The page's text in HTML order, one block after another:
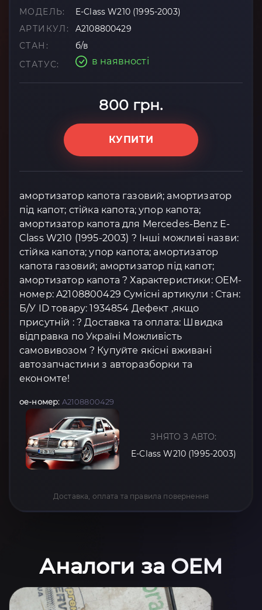
МОДЕЛЬ:
E-Class W210 (1995-2003)
АРТИКУЛ:
A2108800429
СТАН:
б/в
СТАТУС:
в наявності
800 грн.
КУПИТИ
амортизатор капота газовий; амортизатор
під капот; стійка капота; упор капота;
амортизатор капота для Mercedes-Benz E-
Class W210 (1995-2003) ? Інші можливі назви:
стійка капота; упор капота; амортизатор
капота газовий; амортизатор під капот;
амортизатор капота ? Характеристики: OEM-
номер: A2108800429 Сумісні артикули : Стан:
Б/У ID товару: 1934854 Дефект ,якщо
присутній : ? Доставка та оплата: Швидка
відправка по Україні Можливість
самовивозом ? Купуйте якісні вживані
автозапчастини з авторазборки та
економте!
oe-номер: A2108800429
ЗНЯТО З АВТО:
E-Class W210 (1995-2003)
Доставка, оплата та правила повернення
Аналоги за OEM